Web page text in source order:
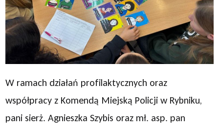
W ramach działań profilaktycznych oraz
współpracy z Komendą Miejską Policji w Rybniku,
pani sierż. Agnieszka Szybis oraz mł. asp. pan